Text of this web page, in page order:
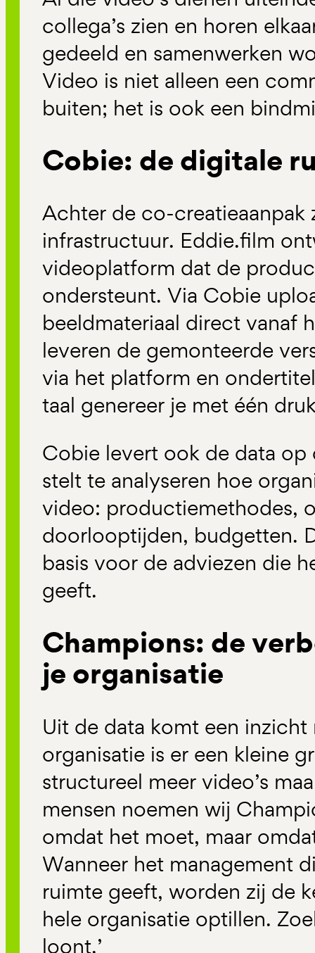
collega’s zien en horen
gedeeld en samenwerken
Video is niet alleen een
buiten; het is ook een
Cobie: de digitale
Achter de co-creatieaanpak
infrastructuur. Eddie.film
videoplatform dat de
ondersteunt. Via Cobie
beeldmateriaal direct vanaf
leveren de gemonteerde
via het platform en
taal genereer je met één
Cobie levert ook de data
stelt te analyseren hoe
video: productiemethodes,
doorlooptijden, budgetten.
basis voor de adviezen die
geeft.
Champions: de
je organisatie
Uit de data komt een inzicht
organisatie is er een kleine
structureel meer video’s
mensen noemen wij
omdat het moet, maar
Wanneer het management
ruimte geeft, worden zij de
hele organisatie optillen.
loont.’